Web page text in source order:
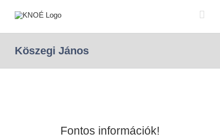
Köszegi János
Fontos információk!